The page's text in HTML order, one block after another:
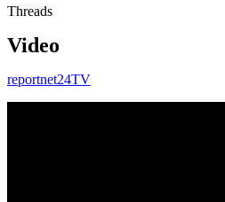
Threads
Video
reportnet24TV